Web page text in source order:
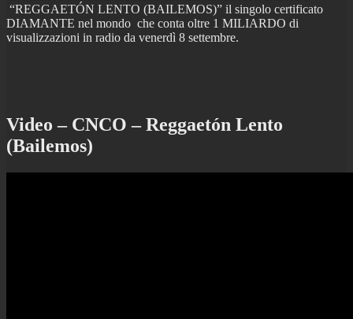
“REGGAETÓN LENTO (BAILEMOS)” il singolo certificato
DIAMANTE nel mondo che conta oltre 1 MILIARDO di
visualizzazioni in radio da venerdì 8 settembre.
Video – CNCO – Reggaetón Lento
(Bailemos)